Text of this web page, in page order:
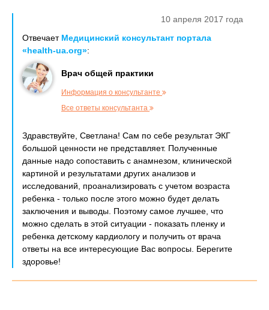
10 апреля 2017 года
Отвечает Медицинский консультант портала
«health-ua.org»:
Врач общей практики
Информация о консультанте
Все ответы консультанта
Здравствуйте, Светлана! Сам по себе результат ЭКГ
большой ценности не представляет. Полученные
данные надо сопоставить с анамнезом, клинической
картиной и результатами других анализов и
исследований, проанализировать с учетом возраста
ребенка - только после этого можно будет делать
заключения и выводы. Поэтому самое лучшее, что
можно сделать в этой ситуации - показать пленку и
ребенка детскому кардиологу и получить от врача
ответы на все интересующие Вас вопросы. Берегите
здоровье!